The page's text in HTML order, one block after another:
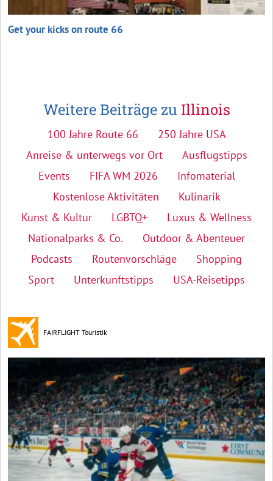
Get your kicks on route 66
Weitere Beiträge zu Illinois
100 Jahre Route 66
250 Jahre USA
Anreise & unterwegs vor Ort
Ausflugstipps
Events
FIFA WM 2026
Infomaterial
Kostenlose Aktivitäten
Kulinarik
Kunst & Kultur
LGBTQ+
Luxus & Wellness
Nationalparks & Co.
Outdoor & Abenteuer
Podcasts
Routenvorschläge
Shopping
Sport
Unterkunftstipps USA-Reisetipps
FAIRFLIGHT Touristik